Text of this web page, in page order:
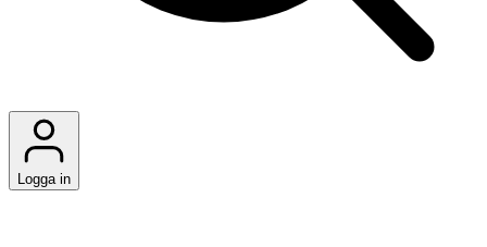
Logga in